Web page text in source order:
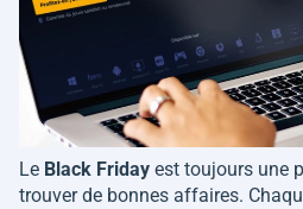
Le Black Friday est toujours une
trouver de bonnes affaires.